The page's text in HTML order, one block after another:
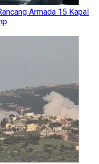
Armada 15 Kapal